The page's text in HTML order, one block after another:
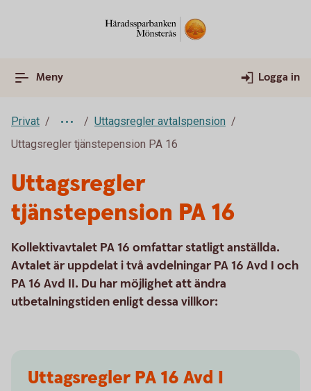
Meny Logga in
Privat
Uttagsregler avtalspension
Uttagsregler tjänstepension PA 16
Uttagsregler
tjänstepension PA 16
Kollektivavtalet PA 16 omfattar statligt anställda.
Avtalet är uppdelat i två avdelningar PA 16 Avd I och
PA 16 Avd II. Du har möjlighet att ändra
utbetalningstiden enligt dessa villkor:
Uttagsregler PA 16 Avd I